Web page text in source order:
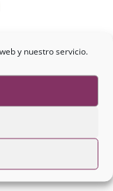
y nuestro servicio.
y